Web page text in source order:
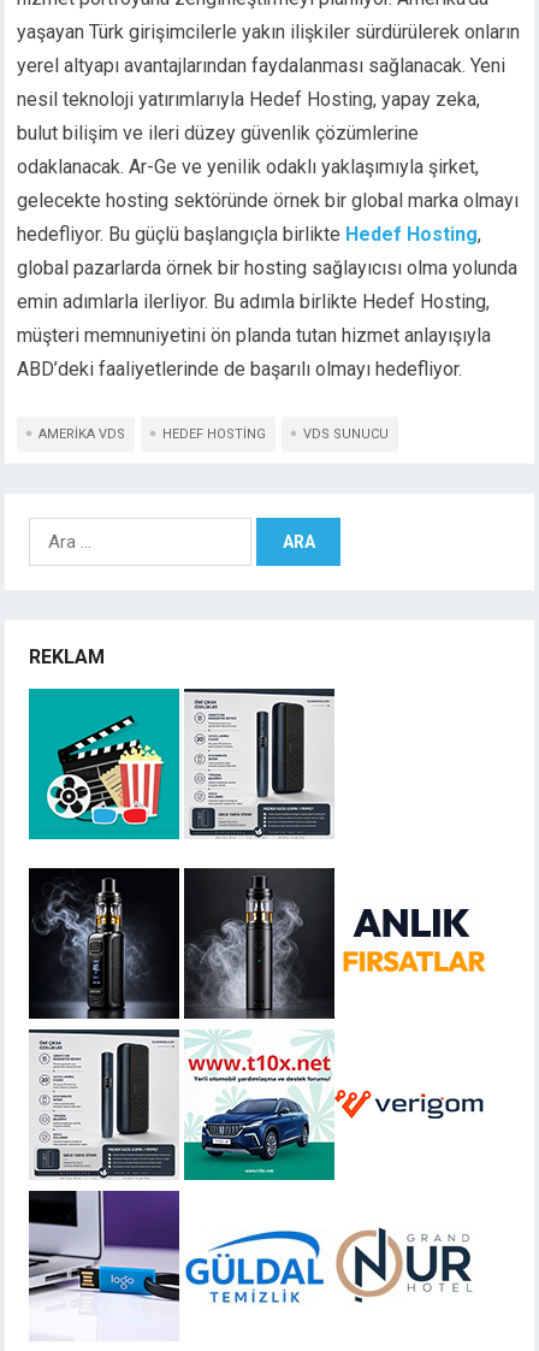
yaşayan Türk girişimcilerle yakın ilişkiler sürdürülerek onların
yerel altyapı avantajlarından faydalanması sağlanacak. Yeni
nesil teknoloji yatırımlarıyla Hedef Hosting, yapay zeka,
bulut bilişim ve ileri düzey güvenlik çözümlerine
odaklanacak. Ar-Ge ve yenilik odaklı yaklaşımıyla şirket,
gelecekte hosting sektöründe örnek bir global marka olmayı
hedefliyor. Bu güçlü başlangıçla birlikte Hedef Hosting,
global pazarlarda örnek bir hosting sağlayıcısı olma yolunda
emin adımlarla ilerliyor. Bu adımla birlikte Hedef Hosting,
müşteri memnuniyetini ön planda tutan hizmet anlayışıyla
ABD’deki faaliyetlerinde de başarılı olmayı hedefliyor.
AMERIKA VDS HEDEF HOSTING VDS SUNUCU
Arama:
REKLAM